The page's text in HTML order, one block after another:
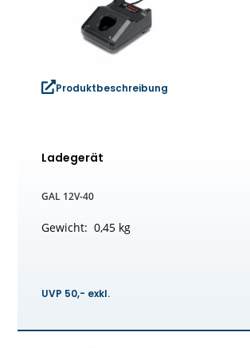
Produktbeschreibung
Ladegerät
GAL 12V-40
Gewicht: 0,45 kg
UVP 50,- exkl.